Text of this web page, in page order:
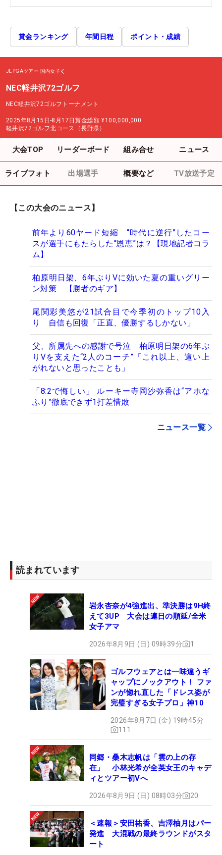
賞金ランキング 年間日程 ポイント・成績
JLPGAツアー 国内女子
NEC軽井沢72ゴルフ
NEC軽井沢72ゴルフトーナメント
2025年8月15日-8月17日賞金総額 ¥100,000,000
軽井沢72ゴルフ北コース（長野県）
大会TOP リーダーボード 組み合せ ニュース
ライブフォト 出場選手 概要など TV放送予定
【この大会のニュース】
前年より60ヤード短縮 “時代に逆行”したコー
スが選手にもたらした“恩恵”は？【現地記者コラ
ム】
柏原明日架、6年ぶりVに効いた夏の重いグリー
ン対策 【勝者のギア】
尾関彩美悠が21試合目で今季初のトップ10入
り 自信も回復「正直、優勝するしかない」
父、所属先への感謝で号泣 柏原明日架の6年ぶ
りVを支えた“2人のコーチ”「これ以上、這い上
がれないと思ったことも」
「8:2で悔しい」 ルーキー寺岡沙弥香は“アホな
ふり”徹底できず1打差惜敗
ニュース一覧
読まれています
岩永杏奈が4強進出、準決勝は9H終
えて3UP 大会は連日の順延/全米
女子アマ
2026年8月9日 (日) 09時39分 1
ゴルフウェアとは一味違うギ
ャップにノックアウト！ ファ
ンが惚れ直した「ドレス姿が
完璧すぎる女子プロ」神10
2026年8月7日 (金) 19時45分
111
同郷・桑木志帆は「雲の上の存
在」 小林光希が全英女王のキャデ
ィとツアー初Vへ
2026年8月9日 (日) 08時03分 20
＜速報＞安田祐香、吉澤柚月はパー
発進 大混戦の最終ラウンドがスタ
ート